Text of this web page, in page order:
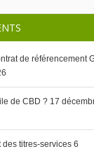
de référencement
de CBD ? 17
des titres-services 6